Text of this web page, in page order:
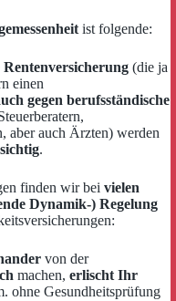
ist folgende:
Rentenversicherung (die ja
einen
gegen berufsständische
aber auch Ärzten) werden
.
finden wir bei vielen
Dynamik-) Regelung
von der
machen, erlischt Ihr
ohne Gesundheitsprüfung